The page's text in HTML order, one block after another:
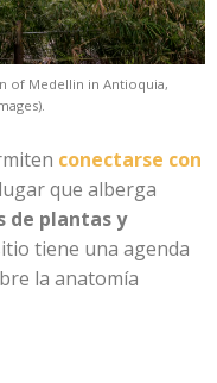
of Medellin in Antioquia,
conectarse con
que alberga
de plantas y
tiene una agenda
la anatomía